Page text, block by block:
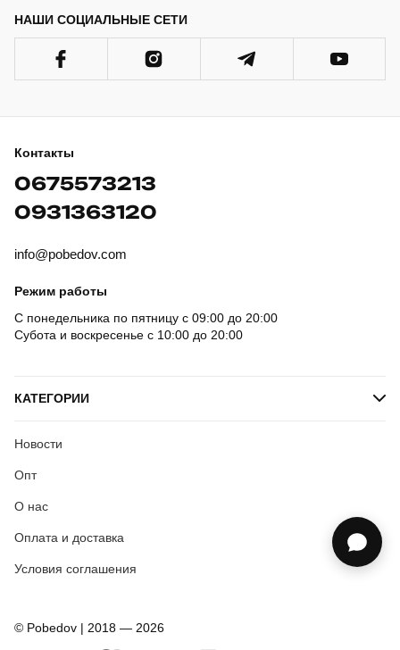
НАШИ СОЦИАЛЬНЫЕ СЕТИ
Контакты
0675573213
0931363120
info@pobedov.com
Режим работы
С понедельника по пятницу с 09:00 до 20:00
Субота и воскресенье с 10:00 до 20:00
КАТЕГОРИИ
Новости
Опт
О нас
Оплата и доставка
Условия соглашения
© Pobedov | 2018 — 2026